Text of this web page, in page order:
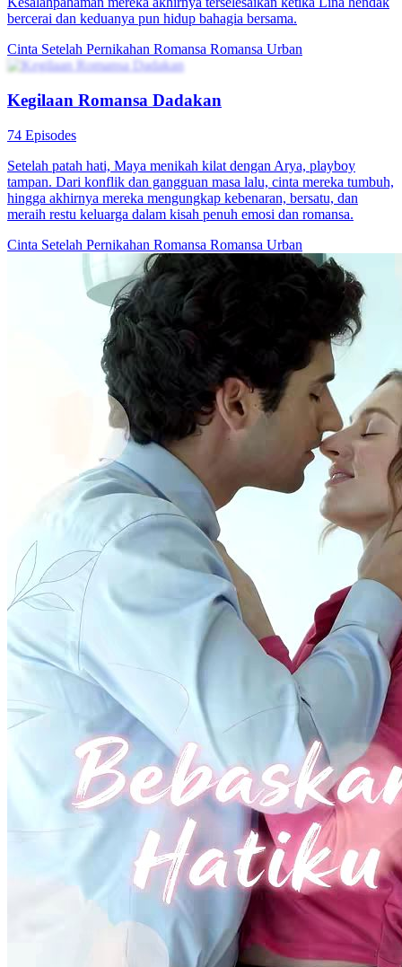
Dari sebuah salah paham berakhir dengan perceraian, kini sang
suami harus berusaha menggunakan segala cara untuk membuktikan
cintanya, menyelesaikan salah paham dan kembali hidup bersama
dalam kebahagiaan.
Magangku Ternyata Bintang
Charlotte adalah seorang magang pekerja keras yang tak pernah
membayangkan idolanya, superstar Freddy Jones, akan jatuh cinta